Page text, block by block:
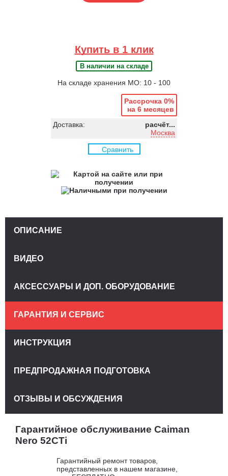
Купить в 1 клик
В наличии на складе
На складе хранения МО: 10 - 100
Рассрочка 0%
на 6 месяцев
Доставка:
расчёт...
Москва
Сравнить
Гарантийное обслуживание Caiman
Nero 52CTi
Гарантийный ремонт товаров,
представленных в нашем магазине,
ОПИСАНИЕ
ВИДЕО
АКСЕССУАРЫ И ДОП. ОБОРУДОВАНИЕ
ГАРАНТИЯ И СЕРВИС
ИНСТРУКЦИЯ
ПРЕДПРОДАЖНАЯ ПОДГОТОВКА
ОТЗЫВЫ И ОБСУЖДЕНИЯ